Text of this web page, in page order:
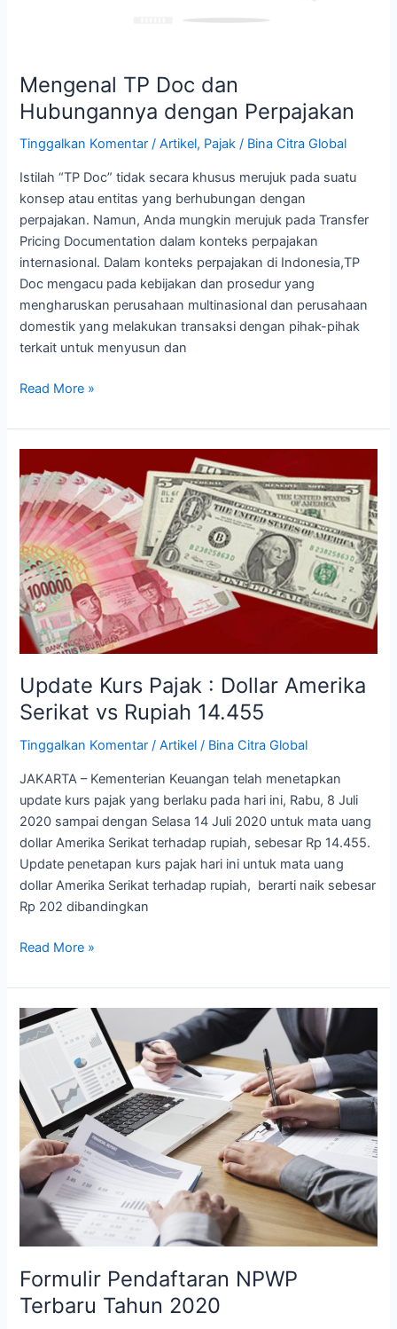
Mengenal TP Doc dan
Hubungannya dengan Perpajakan
Tinggalkan Komentar /Artikel, Pajak / Bina Citra Global
Istilah “TP Doc” tidak secara khusus merujuk pada suatu
konsep atau entitas yang berhubungan dengan
perpajakan. Namun, Anda mungkin merujuk pada Transfer
Pricing Documentation dalam konteks perpajakan
internasional. Dalam konteks perpajakan di Indonesia,TP
Doc mengacu pada kebijakan dan prosedur yang
mengharuskan perusahaan multinasional dan perusahaan
domestik yang melakukan transaksi dengan pihak-pihak
terkait untuk menyusun dan
Read More »
Update Kurs Pajak : Dollar Amerika
Serikat vs Rupiah 14.455
Tinggalkan Komentar /Artikel / Bina Citra Global
JAKARTA – Kementerian Keuangan telah menetapkan
update kurs pajak yang berlaku pada hari ini, Rabu, 8 Juli
2020 sampai dengan Selasa 14 Juli 2020 untuk mata uang
dollar Amerika Serikat terhadap rupiah, sebesar Rp 14.455.
Update penetapan kurs pajak hari ini untuk mata uang
dollar Amerika Serikat terhadap rupiah, berarti naik sebesar
Rp 202 dibandingkan
Kurs
Pajak
:
Dollar
Amerika
Serikat
vs
Rupiah
14.455
Read More »
Formulir Pendaftaran NPWP
Terbaru Tahun 2020
Formulir
Pendaftaran
Terbaru
Tahun
2020